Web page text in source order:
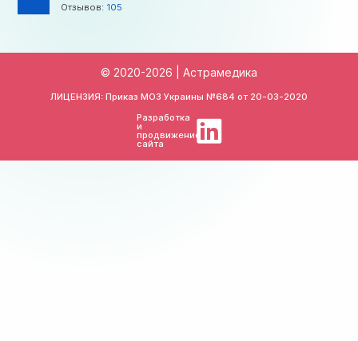
Отзывов: 105
© 2020-2026 | Астрамедика
ЛИЦЕНЗИЯ: Приказ МОЗ Украины №684 от 20-03-2020
Разработка
и
продвижение
сайта